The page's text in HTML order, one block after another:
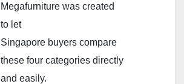
Megafurniture ԝas created
to let
Singapore buyers compare
these four categories directly
аnd easily.